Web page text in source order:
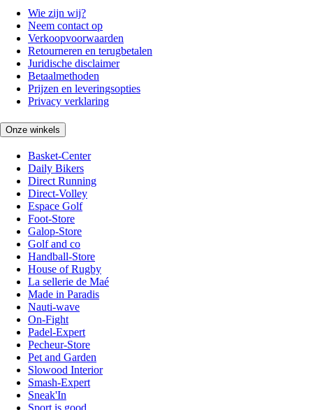
Wie zijn wij?
Neem contact op
Verkoopvoorwaarden
Retourneren en terugbetalen
Juridische disclaimer
Betaalmethoden
Prijzen en leveringsopties
Privacy verklaring
Onze winkels
Basket-Center
Daily Bikers
Direct Running
Direct-Volley
Espace Golf
Foot-Store
Galop-Store
Golf and co
Handball-Store
House of Rugby
La sellerie de Maé
Made in Paradis
Nauti-wave
On-Fight
Padel-Expert
Pecheur-Store
Pet and Garden
Slowood Interior
Smash-Expert
Sneak'In